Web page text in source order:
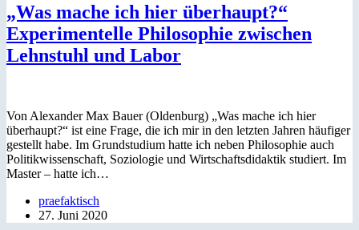
„Was mache ich hier überhaupt?“
Experimentelle Philosophie zwischen
Lehnstuhl und Labor
Von Alexander Max Bauer (Oldenburg) „Was mache ich hier
überhaupt?“ ist eine Frage, die ich mir in den letzten Jahren häufiger
gestellt habe. Im Grundstudium hatte ich neben Philosophie auch
Politikwissenschaft, Soziologie und Wirtschaftsdidaktik studiert. Im
Master – hatte ich…
praefaktisch
27. Juni 2020